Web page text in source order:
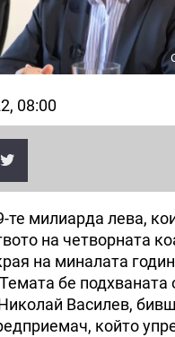
08:00
те милиарда лева,
на четворната
на миналата
бе
Василев,
който